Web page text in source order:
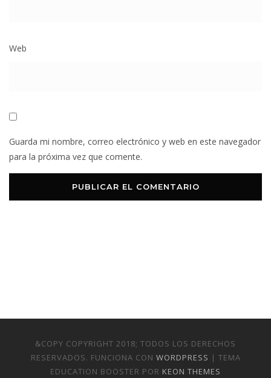
Web
Guarda mi nombre, correo electrónico y web en este navegador
para la próxima vez que comente.
&COPY COPYRIGHT 2018; TODOS LOS DERECHOS
RESERVADOS. FUNCIONA CON WORDPRESS | TEMA
EDUCATION BOOSTER POR KEON THEMES